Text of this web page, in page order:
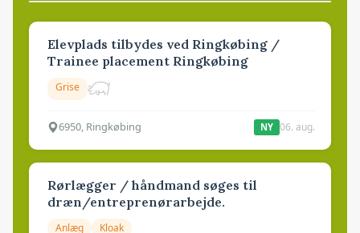
Elevplads tilbydes ved Ringkøbing /
Trainee placement Ringkøbing
Grise
6950, Ringkøbing NY 06. aug.
Rørlægger / håndmand søges til
dræn/entreprenørarbejde.
Anlæg Kloak